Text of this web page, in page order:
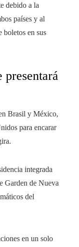
debido a la
países y al
boletos en sus
presentará
Brasil y México,
para encarar
integrada
Garden de Nueva
del
en un solo